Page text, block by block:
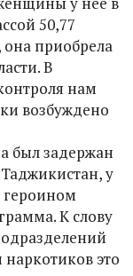
50,77
приобрела
В
нам
возбуждено
был задержан
у
героином
К слову
это